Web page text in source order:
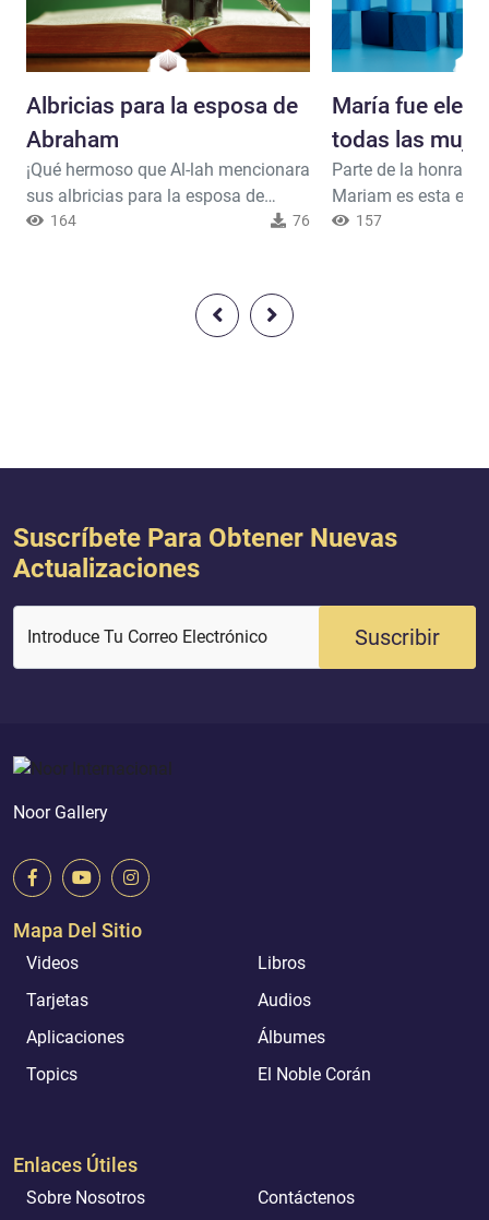
Albricias para la esposa de
Abraham
¡Qué hermoso que Al-lah mencionara
sus albricias para la esposa de
Abraham (Sara) respecto a Isaac y
familia! Al-lah dijo: {Y la mujer de
Abraham, que se hallaba presente,
164 76
María fue
todas las
mundo
Parte de la honra
Mariam es esta
purificación, y su
157
Suscríbete Para Obtener Nuevas
Actualizaciones
Introduce Tu Correo Electrónico Suscribir
Noor Gallery
Mapa Del Sitio
Videos
Libros
Tarjetas
Audios
Aplicaciones
Álbumes
Topics
El Noble Corán
Enlaces Útiles
Sobre Nosotros Contáctenos